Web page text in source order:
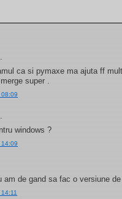
ca si pymaxe ma ajuta ff
super .
08:09
windows ?
14:09
am de gand sa fac o versiune